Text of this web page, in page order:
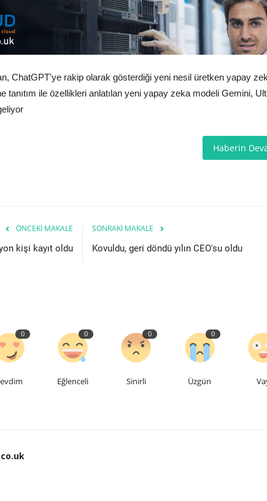
ChatGPT'ye rakip olarak gösterdiği yeni nesil üretken yapay
tanıtım ile özellikleri anlatılan yeni yapay zeka modeli Gemini,
Haberin
ÖNCEKI MAKALE
kişi kayıt oldu
SONRAKI MAKALE
Kovuldu, geri döndü yılın CEO'su oldu
0 0
Eğlenceli
0
Sinirli
0
Üzgün